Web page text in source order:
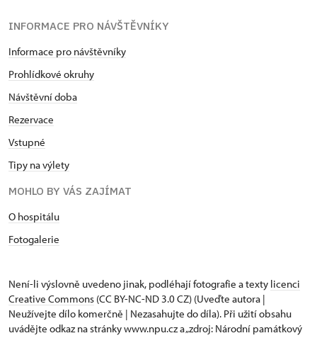
INFORMACE PRO NÁVŠTĚVNÍKY
Informace pro návštěvníky
Prohlídkové okruhy
Návštěvní doba
Rezervace
Vstupné
Tipy na výlety
MOHLO BY VÁS ZAJÍMAT
O hospitálu
Fotogalerie
Není-li výslovně uvedeno jinak, podléhají fotografie a texty licenci
Creative Commons (CC BY-NC-ND 3.0 CZ) (Uveďte autora |
Neužívejte dílo komerčně | Nezasahujte do díla). Při užití obsahu
uvádějte odkaz na stránky www.npu.cz a „zdroj: Národní památkový